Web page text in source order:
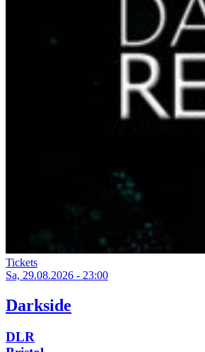
Tickets
Sa, 29.08.2026 - 23:00
Darkside
DLR